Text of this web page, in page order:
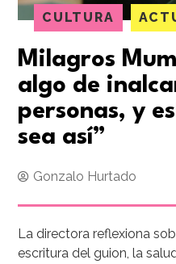
CULTURA
Milagros
algo de
personas, y
sea así”
Gonzalo Hurtado
La directora reflexiona
escritura del guion, la